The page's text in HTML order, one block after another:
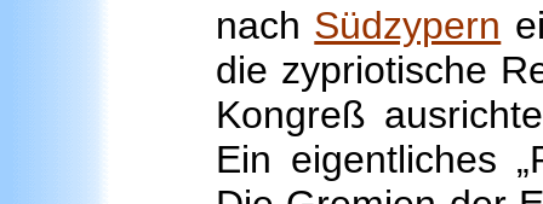
nach Südzypern
die zypriotische
Kongreß
Ein eigentliches